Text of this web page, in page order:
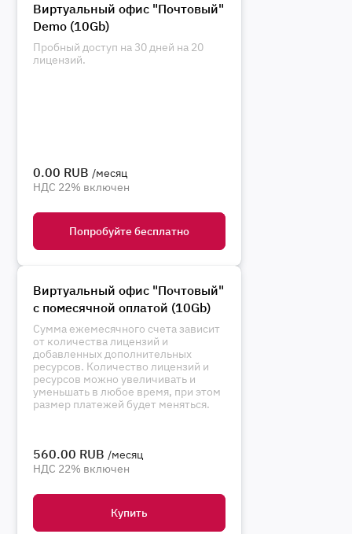
Виртуальный офис "Почтовый"
Demo (10Gb)
Пробный доступ на 30 дней на 20
лицензий.
0.00 RUB /месяц
НДС 22% включен
Попробуйте бесплатно
Виртуальный офис "Почтовый"
с помесячной оплатой (10Gb)
Сумма ежемесячного счета зависит
от количества лицензий и
добавленных дополнительных
ресурсов. Количество лицензий и
ресурсов можно увеличивать и
уменьшать в любое время, при этом
размер платежей будет меняться.
560.00 RUB /месяц
НДС 22% включен
Купить